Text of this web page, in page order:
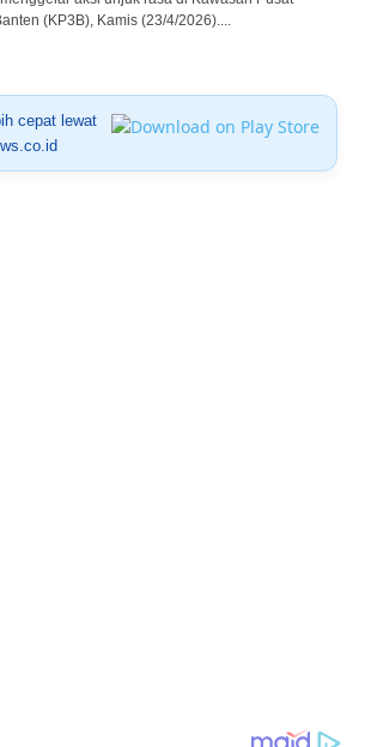
(KP3B), Kamis (23/4/2026)....
cepat lewat